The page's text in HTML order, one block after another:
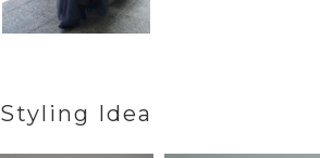
Styling Idea